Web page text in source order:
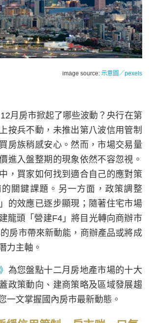
image source: 示意圖／pexels
月房市掀起了哪些波動？央行在第
按兵不動，未推出第八波信用管制
房族稍感安心。然而，市場交易量
進入盤整期的現象依然不容忽視。
，買家如何找到適合自己的應對策
關鍵課題。另一方面，政策調整
的效應已逐步顯現；隨著住宅市場
龍頭「營建F4」將目光轉向商辦市
房市帶來新動能，商辦產品或將成
力主軸。
為您盤點十二月房地產市場的十大
政策動向、建商策略及區域發展趨
一文掌握國內房市最新動態。